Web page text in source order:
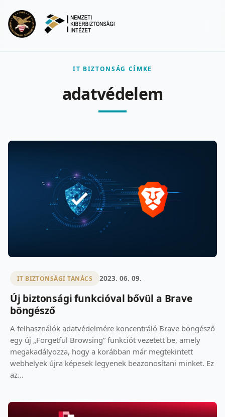
IT BIZTONSÁG CÍMKE
adatvédelem
IT BIZTONSÁGI TANÁCS 2023. 06. 09.
Új biztonsági funkcióval bővül a Brave
böngésző
A felhasználók adatvédelmére koncentráló Brave böngésző
egy új „Forgetful Browsing” funkciót vezetett be, amely
megakadályozza, hogy a korábban már megtekintett
webhelyek újra képesek legyenek beazonosítani minket. Ez
az...